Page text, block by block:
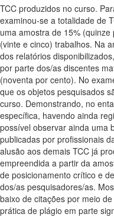
TCC produzidos no curso.
examinou-se a totalidade de
uma amostra de 15%
(vinte e cinco) trabalhos. Na
dos relatórios
por parte dos/as discentes
(noventa por cento). No
que os objetos pesquisados
curso. Demonstrando, no
específica, havendo ainda
possível observar ainda uma
publicadas por profissionais
alusão aos demais TCC já
empreendida a partir da
de posicionamento crítico e
dos/as pesquisadores/as.
baixo de citações por meio
prática de plágio em parte